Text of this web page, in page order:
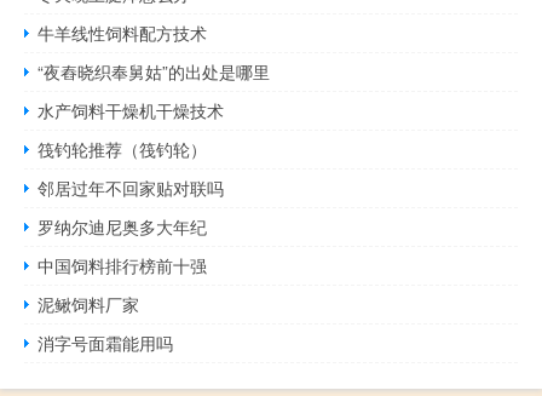
牛羊线性饲料配方技术
“夜舂晓织奉舅姑”的出处是哪里
水产饲料干燥机干燥技术
筏钓轮推荐（筏钓轮）
邻居过年不回家贴对联吗
罗纳尔迪尼奥多大年纪
中国饲料排行榜前十强
泥鳅饲料厂家
消字号面霜能用吗